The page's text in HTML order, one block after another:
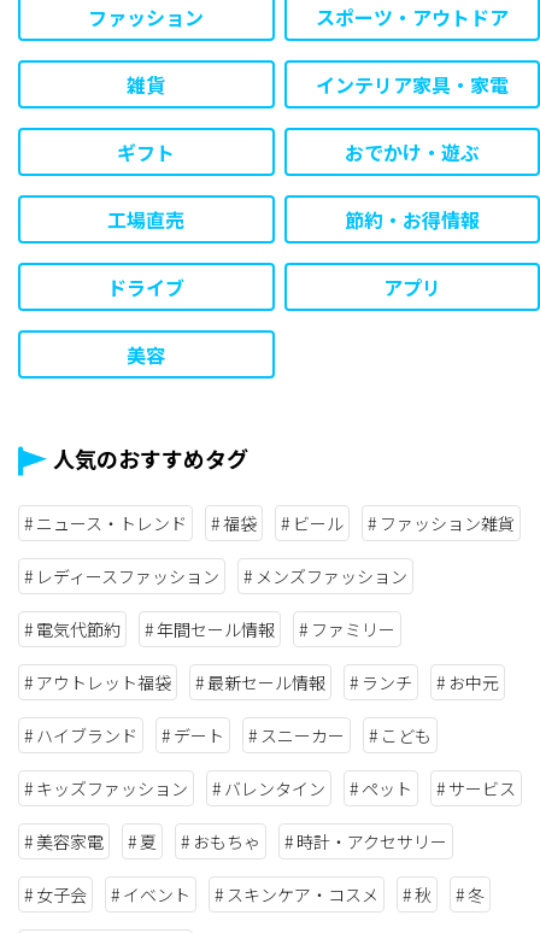
ファッション スポーツ・アウトドア
雑貨 インテリア家具・家電
ギフト おでかけ・遊ぶ
工場直売 節約・お得情報
ドライブ アプリ
美容
人気のおすすめタグ
ニュース・トレンド 福袋 ビール ファッション雑貨
レディースファッション メンズファッション
電気代節約 年間セール情報 ファミリー
アウトレット福袋 最新セール情報 ランチ お中元
ハイブランド デート スニーカー こども
キッズファッション バレンタイン ペット サービス
美容家電 夏 おもちゃ 時計・アクセサリー
女子会 イベント スキンケア・コスメ 秋 冬